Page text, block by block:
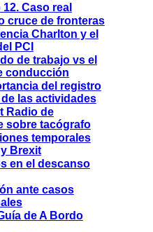
Caso real
cruce de fronteras
Charlton y el
PCI
de trabajo vs el
conducción
del registro
las actividades
Radio de
sobre tacógrafo
temporales
Brexit
en el descanso
ante casos
de A Bordo